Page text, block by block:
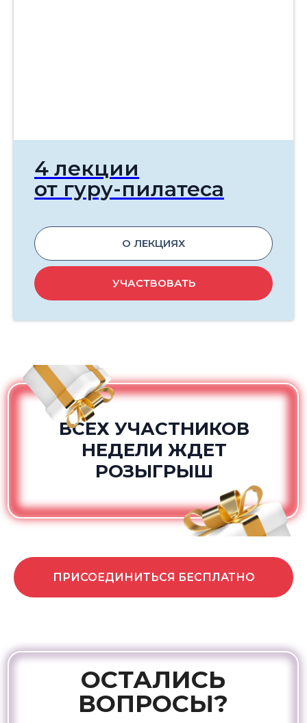
4 лекции
от гуру-пилатеса
О ЛЕКЦИЯХ
УЧАСТВОВАТЬ
ВСЕХ УЧАСТНИКОВ
НЕДЕЛИ ЖДЕТ
РОЗЫГРЫШ
ПРИСОЕДИНИТЬСЯ БЕСПЛАТНО
ОСТАЛИСЬ
ВОПРОСЫ?